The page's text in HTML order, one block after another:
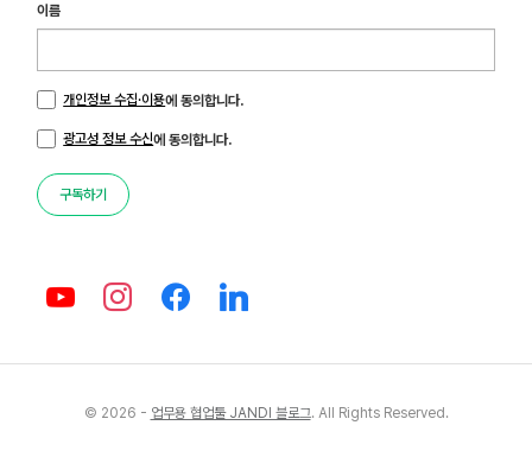
이름
개인정보 수집·이용에 동의합니다.
광고성 정보 수신에 동의합니다.
구독하기
© 2026 - 업무용 협업툴 JANDI 블로그. All Rights Reserved.